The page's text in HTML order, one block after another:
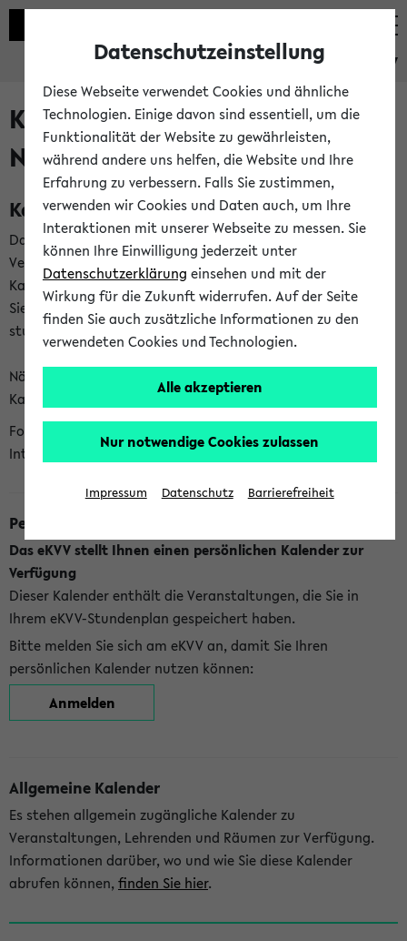
eKVV
Kalenderintegration und
Newsfeeds
Kalenderintegration
Das eKVV bietet Ihnen die Möglichkeit,
Veranstaltungstermine in eine Vielzahl von
Kalenderanwendungen einzubinden. Auf diese Weise können
Sie einen gemeinsamen Überblick über Ihre privaten und
studienbezogenen Termine erhalten.
Näheres zu Vorteilen und Funktionsweise der
Kalenderintegration können Sie auf unserer
Folgende Kalender bietet Ihnen das eKVV derzeit zur
Integration an:
Persönlicher Kalender
Das eKVV stellt Ihnen einen persönlichen Kalender zur
Verfügung
Dieser Kalender enthält die Veranstaltungen, die Sie in
Ihrem eKVV-Stundenplan gespeichert haben.
Bitte melden Sie sich am eKVV an, damit Sie Ihren
persönlichen Kalender nutzen können:
Anmelden
Allgemeine Kalender
Es stehen allgemein zugängliche Kalender zu
Veranstaltungen, Lehrenden und Räumen zur Verfügung.
Informationen darüber, wo und wie Sie diese Kalender
abrufen können, finden Sie hier.
Datenschutzeinstellung
Diese Webseite verwendet Cookies und ähnliche
Technologien. Einige davon sind essentiell, um die
Funktionalität der Website zu gewährleisten,
während andere uns helfen, die Website und Ihre
Erfahrung zu verbessern. Falls Sie zustimmen,
verwenden wir Cookies und Daten auch, um Ihre
Interaktionen mit unserer Webseite zu messen. Sie
können Ihre Einwilligung jederzeit unter
Datenschutzerklärung einsehen und mit der
Wirkung für die Zukunft widerrufen. Auf der Seite
finden Sie auch zusätzliche Informationen zu den
verwendeten Cookies und Technologien.
Alle akzeptieren
Nur notwendige Cookies zulassen
Impressum Datenschutz Barrierefreiheit